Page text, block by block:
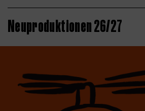
Neuproduktionen 26/27